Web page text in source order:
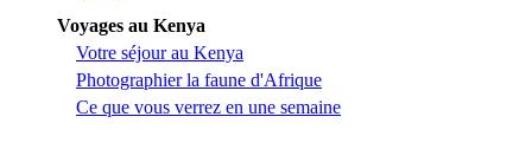
Voyages au Kenya
Votre séjour au Kenya
Photographier la faune d'Afrique
Ce que vous verrez en une semaine